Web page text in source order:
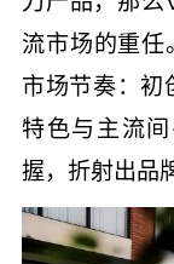
流市场的重任
市场节奏：初
特色与主流
握，折射出品